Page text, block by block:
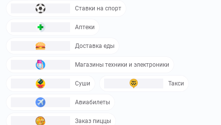
Ставки на спорт
Аптеки
Доставка еды
Магазины техники и электроники
Суши Такси
Авиабилеты
Заказ пиццы